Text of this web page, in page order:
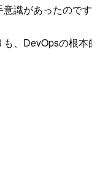
識があったので
、DevOpsの根